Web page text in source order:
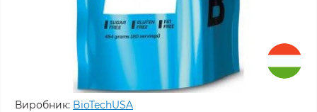
Виробник: BioTechUSA